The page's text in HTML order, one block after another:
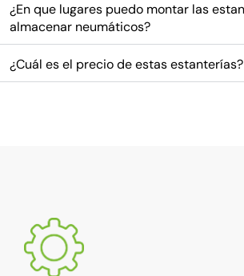
¿En que lugares puedo montar las
almacenar neumáticos?
¿Cuál es el precio de estas estanterías?